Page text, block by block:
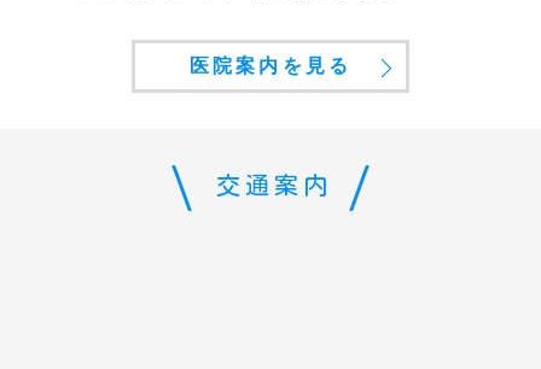
医院案内を見る
交通案内